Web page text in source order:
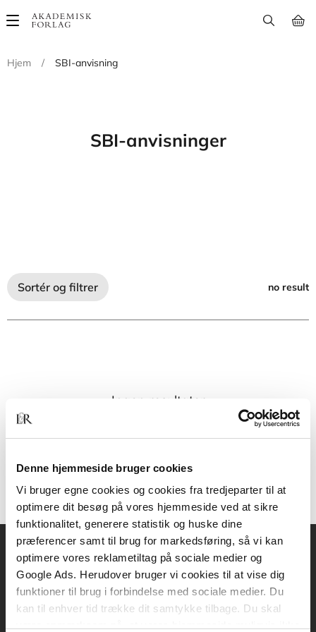
Denne hjemmeside bruger cookies
Vi bruger egne cookies og cookies fra tredjeparter til at
optimere dit besøg på vores hjemmeside ved at sikre
funktionalitet, generere statistik og huske dine
præferencer samt til brug for markedsføring, så vi kan
optimere vores reklametiltag på sociale medier og
Google Ads. Herudover bruger vi cookies til at vise dig
funktioner til brug i forbindelse med sociale medier. Du
kan til enhver tid trække dit samtykke tilbage. Du skal
Main
Hjem
/ SBI-anvisning
SBI-anvisninger
Sortér og filtrer no result
Ingen resultater
Akademisk Forlag
Vognmagergade 11
1120 København K